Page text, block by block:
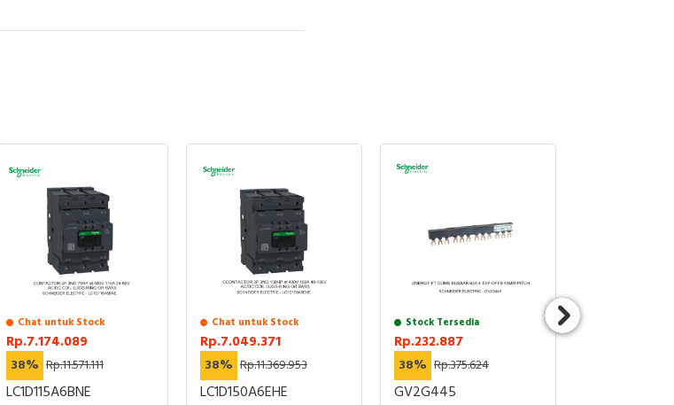
Chat untuk Stock
Rp.7.174.089
38% Rp.11.571.111
LC1D115A6BNE
Chat untuk Stock
Rp.7.049.371
38% Rp.11.369.953
LC1D150A6EHE
Stock Tersedia
Rp.232.887
38% Rp.375.624
GV2G445